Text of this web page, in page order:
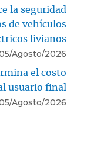
la seguridad
de vehículos
livianos
Agosto/2026
el costo
usuario final
Agosto/2026